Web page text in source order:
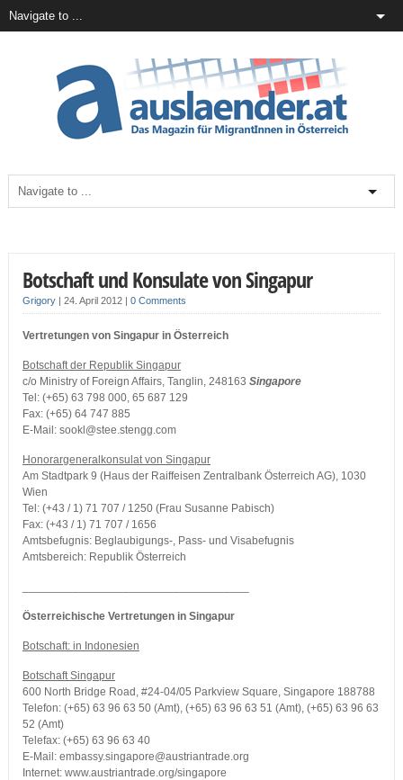
Botschaft und Konsulate von Singapur
Grigory| 24. April 2012 | 0 Comments
Vertretungen von Singapur in Österreich
Botschaft der Republik Singapur
c/o Ministry of Foreign Affairs, Tanglin, 248163 Singapore
Tel: (+65) 63 798 000, 65 687 129
Fax: (+65) 64 747 885
E-Mail: sookl@stee.stengg.com
Honorargeneralkonsulat von Singapur
Am Stadtpark 9 (Haus der Raiffeisen Zentralbank Österreich AG), 1030
Wien
Tel: (+43 / 1) 71 707 / 1250 (Frau Susanne Pabisch)
Fax: (+43 / 1) 71 707 / 1656
Amtsbefugnis: Beglaubigungs-, Pass- und Visabefugnis
Amtsbereich: Republik Österreich
Österreichische Vertretungen in Singapur
Botschaft: in Indonesien
Botschaft Singapur
600 North Bridge Road, #24-04/05 Parkview Square, Singapore 188788
Telefon: (+65) 63 96 63 50 (Amt), (+65) 63 96 63 51 (Amt), (+65) 63 96 63
52 (Amt)
Telefax: (+65) 63 96 63 40
E-Mail: embassy.singapore@austriantrade.org
Internet: www.austriantrade.org/singapore